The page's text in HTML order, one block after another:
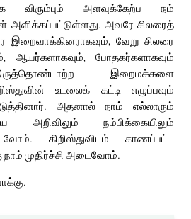
விரும்பும் அளவுக்கேற்ப நம்
அளிக்கப்பட்டுள்ளது. அவரே சிலரைத்
இறைவாக்கினராகவும், வேறு சிலரை
ஆயர்களாகவும், போதகர்களாகவும்
இறைமக்களை
உடலைக் கட்டி எழுப்பவும்
அதனால் நாம் எல்லாரும்
அறிவிலும் நம்பிக்கையிலும்
கிறிஸ்துவிடம் காணப்பட்ட
நாம் முதிர்ச்சி அடைவோம்.